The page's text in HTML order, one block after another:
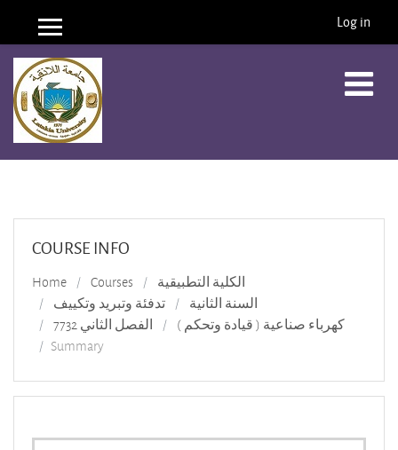
Skip to main content
Side panel Log in
COURSE INFO
Home Courses
الكلية التطبيقية
تدفئة وتبريد وتكييف
السنة الثانية
الفصل الثاني 7732
كهرباء صناعية ( قيادة وتحكم )
Summary